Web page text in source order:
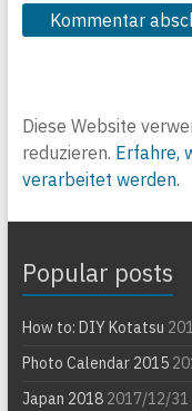
Diese Website
reduzieren. Erfahre,
verarbeitet werden.
Popular posts
How to: DIY Kotatsu
Photo Calendar 2015
Japan 20182017/12/31